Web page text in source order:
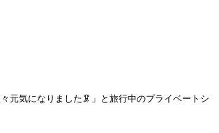
元気になりました🦑」と旅行中のプライベートシ